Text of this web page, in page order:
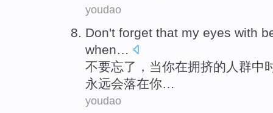
youdao
Don't forget that my eyes with
when
不要忘了 ，当你在拥挤的人群中
永远会落在你…
youdao